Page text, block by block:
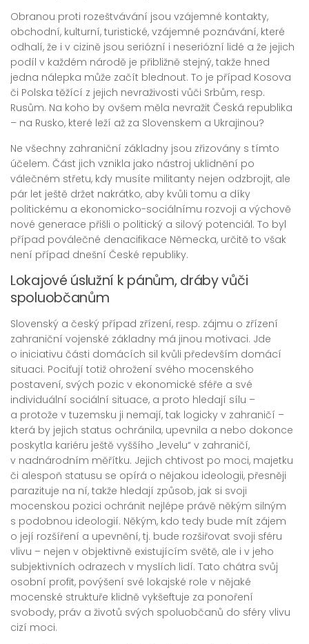
Obranou proti rozeštvávání jsou vzájemné kontakty,
obchodní, kulturní, turistické, vzájemné poznávání, které
odhalí, že i v cizině jsou seriózní i neseriózní lidé a že jejich
podíl v každém národě je přibližně stejný, takže hned
jedna nálepka může začít blednout. To je případ Kosova
či Polska těžící z jejich nevraživosti vůči Srbům, resp.
Rusům. Na koho by ovšem měla nevražit Česká republika
– na Rusko, které leží až za Slovenskem a Ukrajinou?
Ne všechny zahraniční základny jsou zřizovány s tímto
účelem. Část jich vznikla jako nástroj uklidnění po
válečném střetu, kdy musíte militanty nejen odzbrojit, ale
pár let ještě držet nakrátko, aby kvůli tomu a díky
politickému a ekonomicko-sociálnímu rozvoji a výchově
nové generace přišli o politický a silový potenciál. To byl
případ poválečné denacifikace Německa, určitě to však
není případ dnešní České republiky.
Lokajové úslužní k pánům, dráby vůči
spoluobčanům
Slovenský a český případ zřízení, resp. zájmu o zřízení
zahraniční vojenské základny má jinou motivaci. Jde
o iniciativu části domácích sil kvůli především domácí
situaci. Pociťují totiž ohrožení svého mocenského
postavení, svých pozic v ekonomické sféře a své
individuální sociální situace, a proto hledají sílu –
a protože v tuzemsku ji nemají, tak logicky v zahraničí –
která by jejich status ochránila, upevnila a nebo dokonce
poskytla kariéru ještě vyššího „levelu“ v zahraničí,
v nadnárodním měřítku. Jejich chtivost po moci, majetku
či alespoň statusu se opírá o nějakou ideologii, přesněji
parazituje na ní, takže hledají způsob, jak si svoji
mocenskou pozici ochránit nejlépe právě někým silným
s podobnou ideologií. Někým, kdo tedy bude mít zájem
o její rozšíření a upevnění, tj. bude rozšiřovat svoji sféru
vlivu – nejen v objektivně existujícím světě, ale i v jeho
subjektivních odrazech v myslích lidí. Tato chátra svůj
osobní profit, povýšení své lokajské role v nějaké
mocenské struktuře klidně vykšeftuje za ponoření
svobody, práv a životů svých spoluobčanů do sféry vlivu
cizí moci.